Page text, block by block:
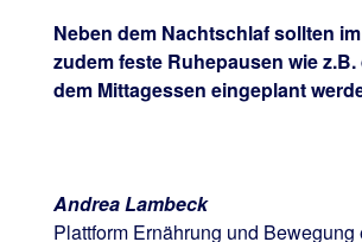
Neben dem Nachtschlaf sollten
zudem feste Ruhepausen wie
dem Mittagessen eingeplant
Andrea Lambeck
Plattform Ernährung und Bewegung